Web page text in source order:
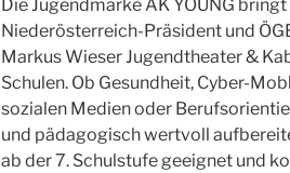
Die Jugendmarke AK YOUNG
Niederösterreich-Präsident und
Markus Wieser Jugendtheater &
Schulen. Ob Gesundheit, Cyber-
sozialen Medien oder
und pädagogisch wertvoll
ab der 7. Schulstufe geeignet und